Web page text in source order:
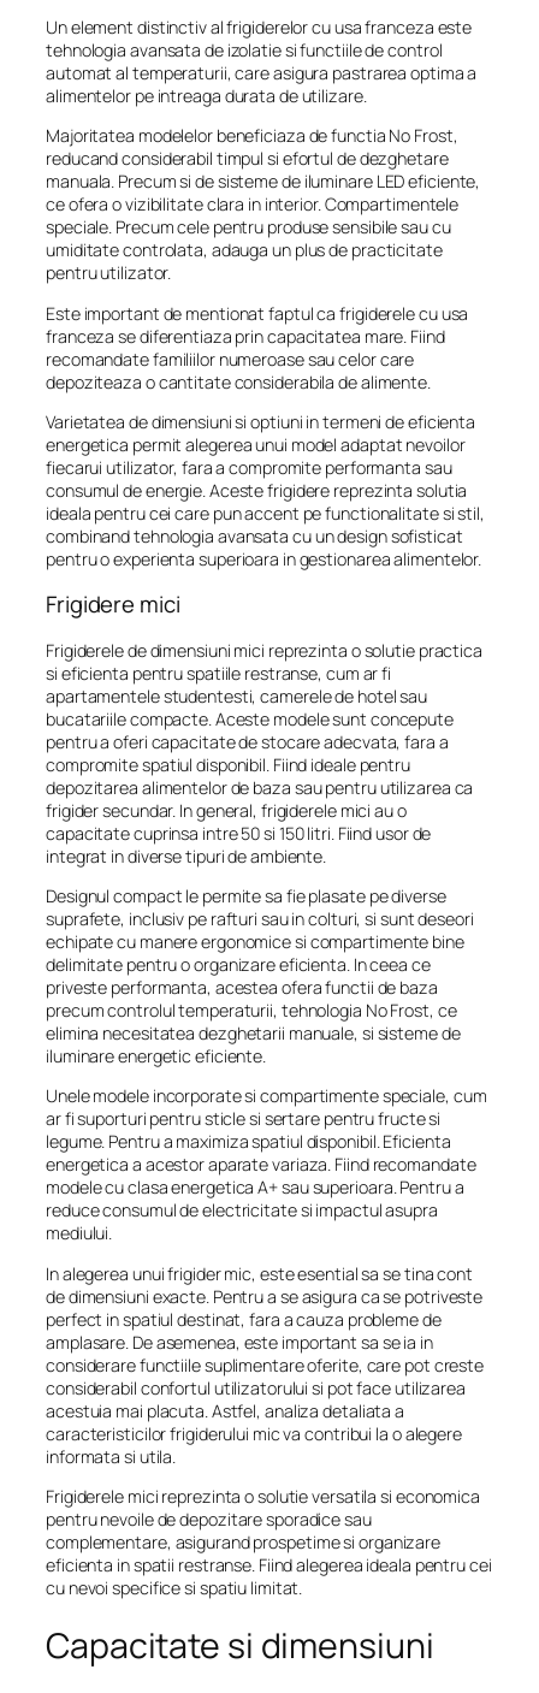
Un element distinctiv al frigiderelor cu usa franceza este
tehnologia avansata de izolatie si functiile de control
automat al temperaturii, care asigura pastrarea optima a
alimentelor pe intreaga durata de utilizare.
Majoritatea modelelor beneficiaza de functia No Frost,
reducand considerabil timpul si efortul de dezghetare
manuala. Precum si de sisteme de iluminare LED eficiente,
ce ofera o vizibilitate clara in interior. Compartimentele
speciale. Precum cele pentru produse sensibile sau cu
umiditate controlata, adauga un plus de practicitate
pentru utilizator.
Este important de mentionat faptul ca frigiderele cu usa
franceza se diferentiaza prin capacitatea mare. Fiind
recomandate familiilor numeroase sau celor care
depoziteaza o cantitate considerabila de alimente.
Varietatea de dimensiuni si optiuni in termeni de eficienta
energetica permit alegerea unui model adaptat nevoilor
fiecarui utilizator, fara a compromite performanta sau
consumul de energie. Aceste frigidere reprezinta solutia
ideala pentru cei care pun accent pe functionalitate si stil,
combinand tehnologia avansata cu un design sofisticat
pentru o experienta superioara in gestionarea alimentelor.
Frigidere mici
Frigiderele de dimensiuni mici reprezinta o solutie practica
si eficienta pentru spatiile restranse, cum ar fi
apartamentele studentesti, camerele de hotel sau
bucatariile compacte. Aceste modele sunt concepute
pentru a oferi capacitate de stocare adecvata, fara a
compromite spatiul disponibil. Fiind ideale pentru
depozitarea alimentelor de baza sau pentru utilizarea ca
frigider secundar. In general, frigiderele mici au o
capacitate cuprinsa intre 50 si 150 litri. Fiind usor de
integrat in diverse tipuri de ambiente.
Designul compact le permite sa fie plasate pe diverse
suprafete, inclusiv pe rafturi sau in colturi, si sunt deseori
echipate cu manere ergonomice si compartimente bine
delimitate pentru o organizare eficienta. In ceea ce
priveste performanta, acestea ofera functii de baza
precum controlul temperaturii, tehnologia No Frost, ce
elimina necesitatea dezghetarii manuale, si sisteme de
iluminare energetic eficiente.
Unele modele incorporate si compartimente speciale, cum
ar fi suporturi pentru sticle si sertare pentru fructe si
legume. Pentru a maximiza spatiul disponibil. Eficienta
energetica a acestor aparate variaza. Fiind recomandate
modele cu clasa energetica A+ sau superioara. Pentru a
reduce consumul de electricitate si impactul asupra
mediului.
In alegerea unui frigider mic, este esential sa se tina cont
de dimensiuni exacte. Pentru a se asigura ca se potriveste
perfect in spatiul destinat, fara a cauza probleme de
amplasare. De asemenea, este important sa se ia in
considerare functiile suplimentare oferite, care pot creste
considerabil confortul utilizatorului si pot face utilizarea
acestuia mai placuta. Astfel, analiza detaliata a
caracteristicilor frigiderului mic va contribui la o alegere
informata si utila.
Frigiderele mici reprezinta o solutie versatila si economica
pentru nevoile de depozitare sporadice sau
complementare, asigurand prospetime si organizare
eficienta in spatii restranse. Fiind alegerea ideala pentru cei
cu nevoi specifice si spatiu limitat.
Capacitate si dimensiuni